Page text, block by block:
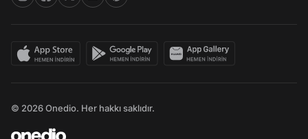
© 2026 Onedio. Her hakkı saklıdır.